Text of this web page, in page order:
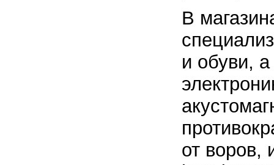
В
и обуви,
от воров,